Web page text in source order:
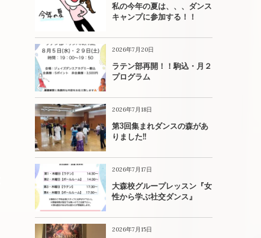
私の今年の夏は、、、ダンス
キャンプに参加する！！
2026年7月20日
ラテン部再開！！駒込・月２
プログラム
2026年7月18日
第3回集まれダンスの森があ
りました!!
2026年7月17日
大森校グループレッスン『女
性から学ぶ社交ダンス』
2026年7月15日